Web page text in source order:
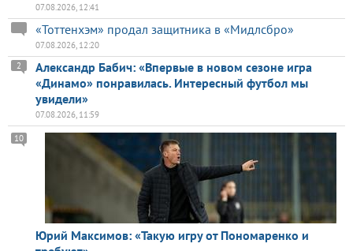
07.08.2026, 12:41
«Тоттенхэм» продал защитника в «Мидлсбро»
07.08.2026, 12:20
Александр Бабич: «Впервые в новом сезоне игра
«Динамо» понравилась. Интересный футбол мы
увидели»
2
07.08.2026, 11:59
Юрий Максимов: «Такую игру от Пономаренко и
10